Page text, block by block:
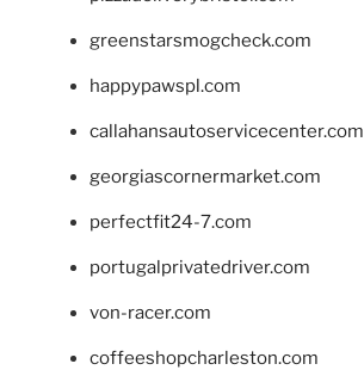
greenstarsmogcheck.com
happypawspl.com
callahansautoservicecenter.com
georgiascornermarket.com
perfectfit24-7.com
portugalprivatedriver.com
von-racer.com
coffeeshopcharleston.com